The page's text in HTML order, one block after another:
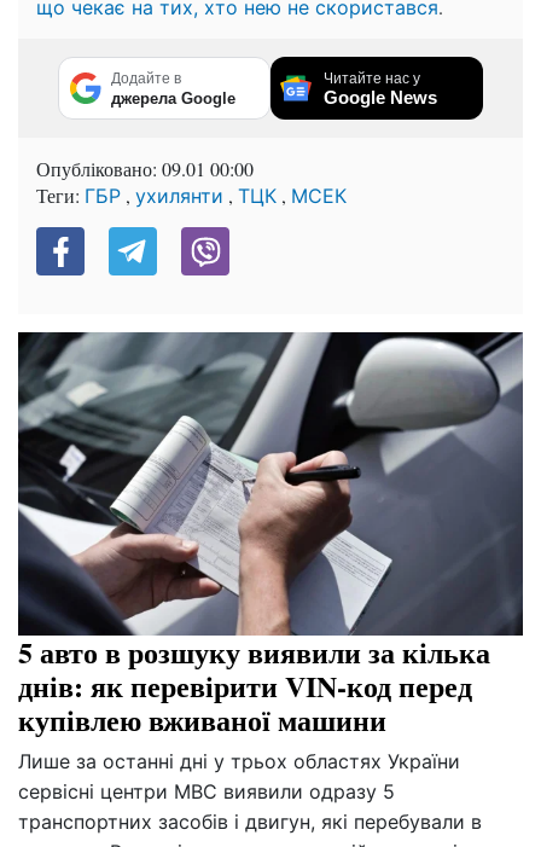
що чекає на тих, хто нею не скористався.
Додайте в
джерела Google
Читайте нас у
Google News
Опубліковано: 09.01 00:00
Теги: ГБР , ухилянти , ТЦК , МСЕК
5 авто в розшуку виявили за кілька
днів: як перевірити VIN-код перед
купівлею вживаної машини
Лише за останні дні у трьох областях України
сервісні центри МВС виявили одразу 5
транспортних засобів і двигун, які перебували в